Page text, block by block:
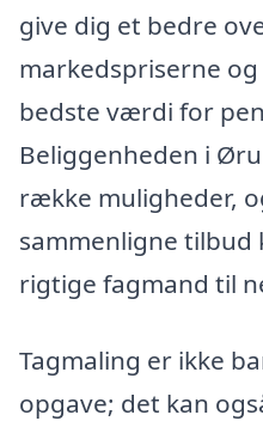
give dig et bedre
markedspriserne
bedste værdi for
Beliggenheden i
række muligheder,
sammenligne tilbud
rigtige fagmand til
Tagmaling er ikke
opgave; det kan